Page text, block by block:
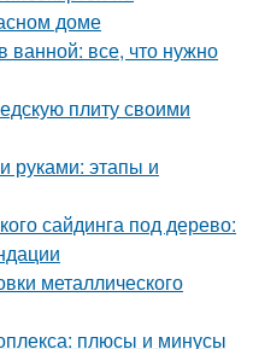
доме
ванной: все, что нужно
плиту своими
руками: этапы и
сайдинга под дерево:
металлического
плюсы и минусы